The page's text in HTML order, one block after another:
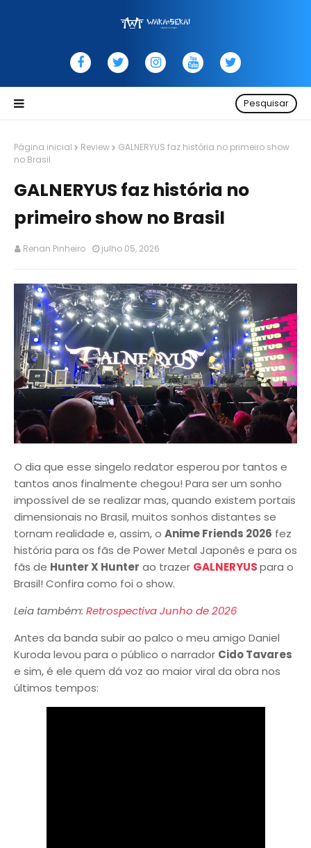
Pesquisar
Página inicial Review
GALNERYUS faz história no primeiro show
no Brasil
GALNERYUS faz história no
primeiro show no Brasil
Renan Pinheiro julho 05, 2026
O dia que esse singelo redator esperou por tantos e
tantos anos finalmente chegou! Para ser um sonho
impossível de se realizar mas, quando existem portais
dimensionais no Brasil, muitos sonhos distantes se
tornam realidade e, assim, o Anime Friends 2026 fez
história para os fãs de Power Metal Japonês e para os
fãs de Hunter X Hunter ao trazer GALNERYUSpara o
Brasil! Confira como foi o show.
Leia também: Retrospectiva Junho de 2026
Antes da banda subir ao palco o meu amigo Daniel
Kuroda levou para o público o narrador Cido Tavares
e sim, é ele quem dá voz ao maior viral da obra nos
últimos tempos: